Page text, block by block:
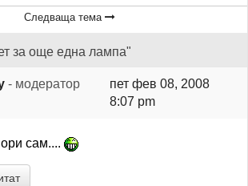
Следваща тема
за още една лампа"
- модератор
пет фев 08, 2008
8:07 pm
сам....